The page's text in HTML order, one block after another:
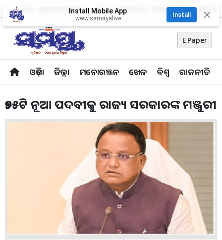
About Us Advertise With Us Career Contact Us Privacy Policy
E Paper
ଓଡ଼ିଶା ଜିଲ୍ଲା ମନୋରଞ୍ଜନ ଖେଳ ବିଶ୍ବ ରାଜନୀତି
Install Mobile App
www.samayalive
Install ✕
୭୫୫ଟି ନୂଆ ପଦବୀକୁ ରାଜ୍ୟ ସରକାରଙ୍କ ମଞ୍ଜୁରୀ